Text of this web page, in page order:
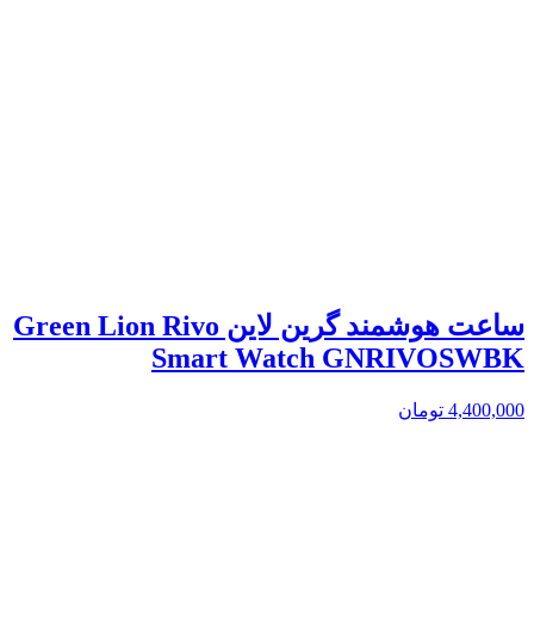
ساعت هوشمند گرین لاین Green Lion Rivo
Smart Watch GNRIVOSWBK
4,400,000 تومان